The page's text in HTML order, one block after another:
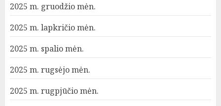
2025 m. gruodžio mėn.
2025 m. lapkričio mėn.
2025 m. spalio mėn.
2025 m. rugsėjo mėn.
2025 m. rugpjūčio mėn.